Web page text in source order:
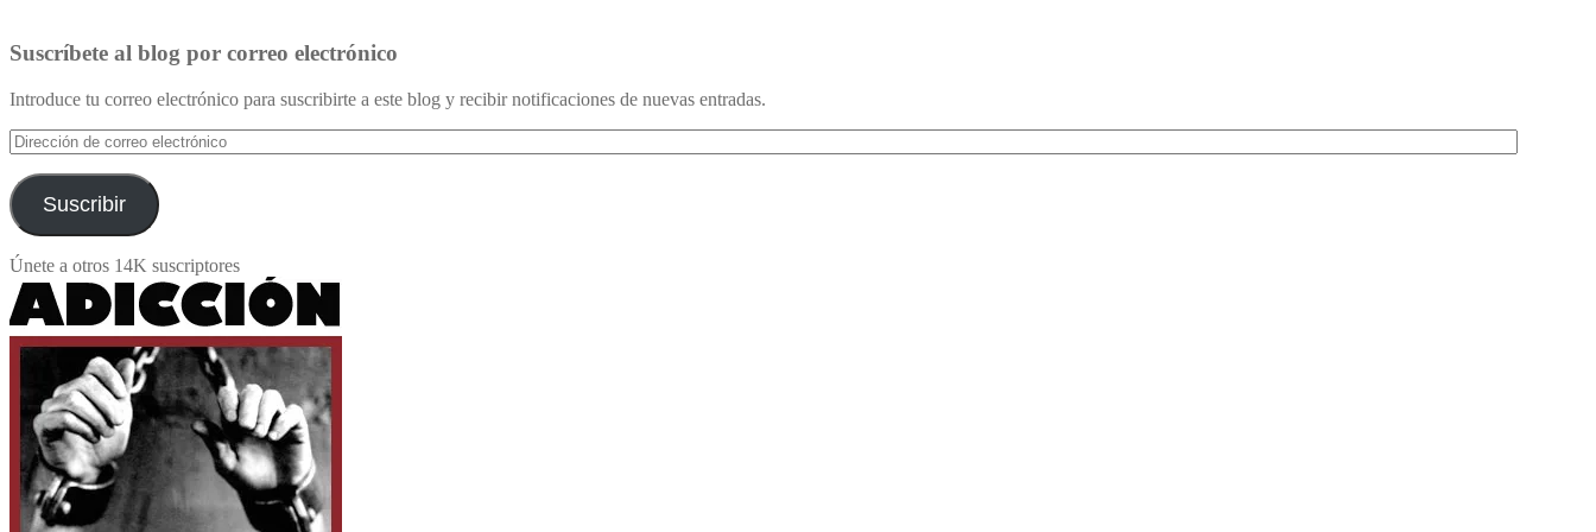
Suscríbete al blog por correo electrónico
Introduce tu correo electrónico para suscribirte a este blog y recibir notificaciones de nuevas entradas.
Dirección
de
correo
electrónico
Suscribir
Únete a otros 14K suscriptores